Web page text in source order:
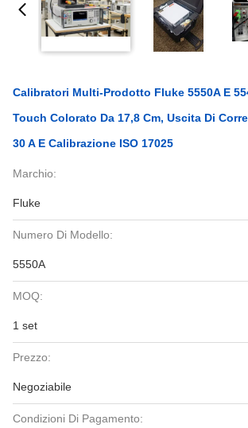
Calibratori Multi-Prodotto Fluke 5550A E
Touch Colorato Da 17,8 Cm, Uscita Di
30 A E Calibrazione ISO 17025
Marchio:
Fluke
Numero Di Modello:
5550A
MOQ:
1 set
Prezzo:
Negoziabile
Condizioni Di Pagamento: